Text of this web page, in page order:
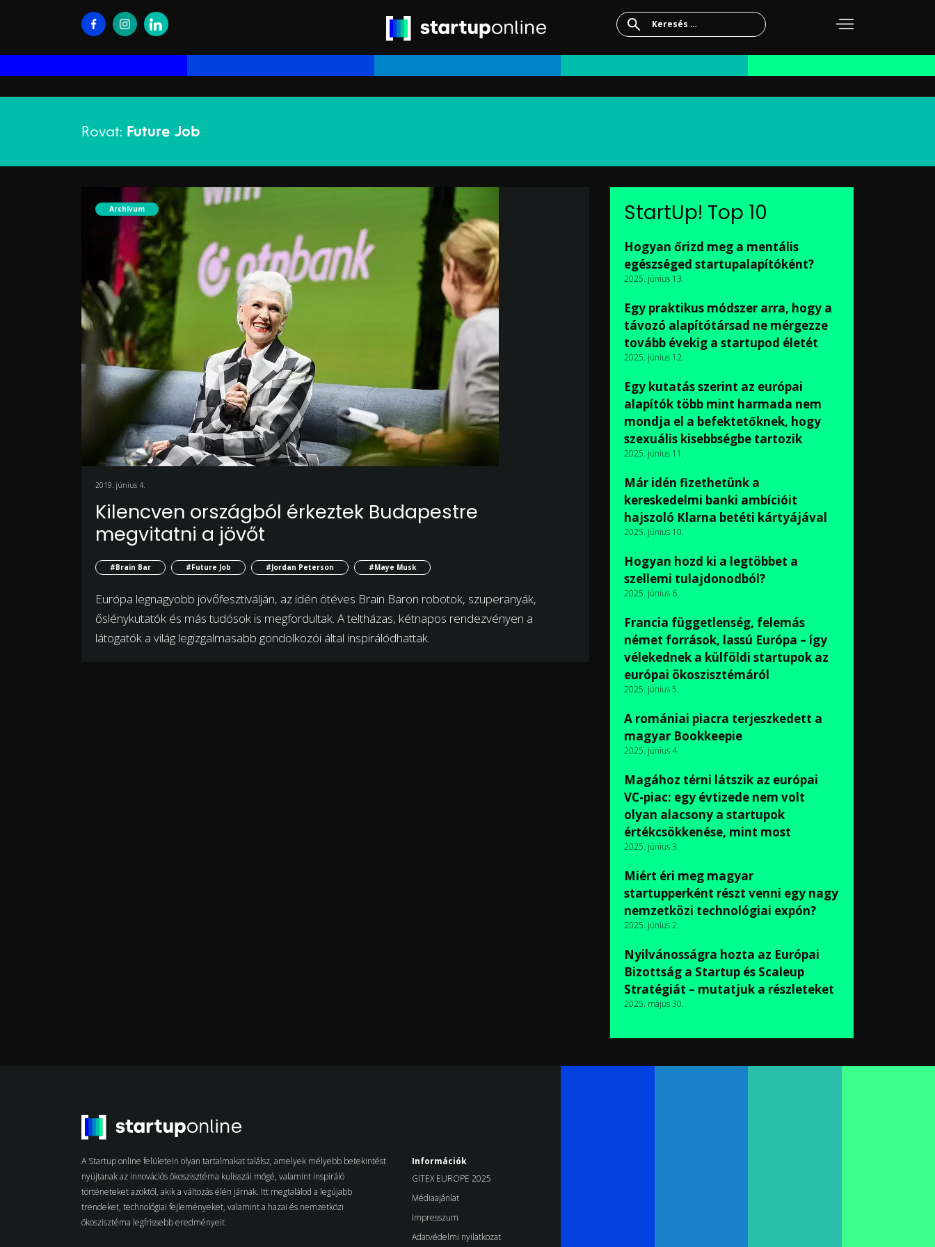
Keresés:
Rovat: Future Job
Archívum
2019. június 4.
Kilencven országból érkeztek Budapestre
megvitatni a jövőt
#Brain Bar #Future Job #Jordan Peterson #Maye Musk
Európa legnagyobb jövőfesztiválján, az idén ötéves Brain Baron robotok, szuperanyák,
őslénykutatók és más tudósok is megfordultak. A teltházas, kétnapos rendezvényen a
látogatók a világ legizgalmasabb gondolkozói által inspirálódhattak.
StartUp! Top 10
Hogyan őrizd meg a mentális
egészséged startupalapítóként?
2025. június 13.
Egy praktikus módszer arra, hogy a
távozó alapítótársad ne mérgezze
tovább évekig a startupod életét
2025. június 12.
Egy kutatás szerint az európai
alapítók több mint harmada nem
mondja el a befektetőknek, hogy
szexuális kisebbségbe tartozik
2025. június 11.
Már idén fizethetünk a
kereskedelmi banki ambícióit
hajszoló Klarna betéti kártyájával
2025. június 10.
Hogyan hozd ki a legtöbbet a
szellemi tulajdonodból?
2025. június 6.
Francia függetlenség, felemás
német források, lassú Európa – így
vélekednek a külföldi startupok az
európai ökoszisztémáról
2025. június 5.
A romániai piacra terjeszkedett a
magyar Bookkeepie
2025. június 4.
Magához térni látszik az európai
VC-piac: egy évtizede nem volt
olyan alacsony a startupok
értékcsökkenése, mint most
2025. június 3.
Miért éri meg magyar
startupperként részt venni egy nagy
nemzetközi technológiai expón?
2025. június 2.
Nyilvánosságra hozta az Európai
Bizottság a Startup és Scaleup
Stratégiát – mutatjuk a részleteket
2025. május 30.
A Startup online felületein olyan tartalmakat találsz, amelyek mélyebb betekintést
nyújtanak az innovációs ökoszisztéma kulisszái mögé, valamint inspiráló
történeteket azoktól, akik a változás élén járnak. Itt megtalálod a legújabb
trendeket, technológiai fejleményeket, valamint a hazai és nemzetközi
ökoszisztéma legfrissebb eredményeit.
Információk
GITEX EUROPE 2025
Médiaajánlat
Impresszum
Adatvédelmi nyilatkozat